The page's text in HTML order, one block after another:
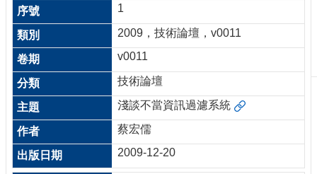
刊
物
校
務
服
務
專
題
報
導
1
2009，技術論壇，v0011
v0011
技術論壇
淺談不當資訊過濾系統
蔡宏儒
2009-12-20